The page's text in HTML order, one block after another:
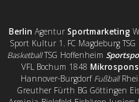
Berlin Agentur Sportmarketing
Sport Kultur 1. FC Magdeburg
BasketballTSG Hoffenheim
VFL Bochum 1848
Hannover-Burgdorf Fußball
Greuther Fürth BG Göttingen